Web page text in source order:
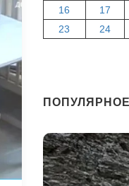
16
17
23
24
ПОПУЛЯРНОЕ